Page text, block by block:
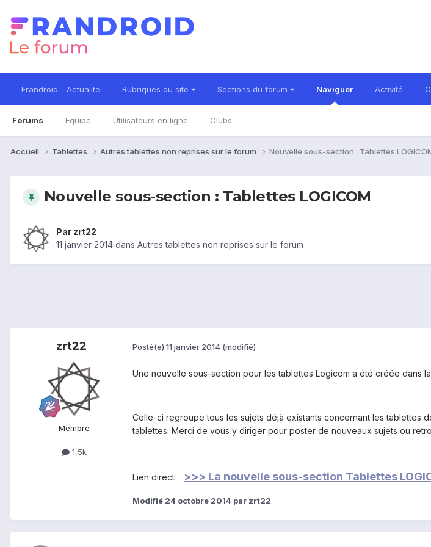
Frandroid - Actualité Rubriques du site Sections du forum Naviguer
Forums Équipe Utilisateurs en ligne Clubs
Activité
Accueil Tablettes Autres tablettes non reprises sur le forum Nouvelle sous-section : Tablettes
Nouvelle sous-section : Tablettes LOGICOM
Par zrt22
11 janvier 2014 dans Autres tablettes non reprises sur le forum
zrt22
Membre
1,5k
Posté(e) 11 janvier 2014 (modifié)
Une nouvelle sous-section pour les tablettes Logicom a été créée dans
Celle-ci regroupe tous les sujets déjà existants concernant les tablettes
tablettes. Merci de vous y diriger pour poster de nouveaux sujets ou
Lien direct : >>> La nouvelle sous-section Tablettes
Modifié 24 octobre 2014 par zrt22